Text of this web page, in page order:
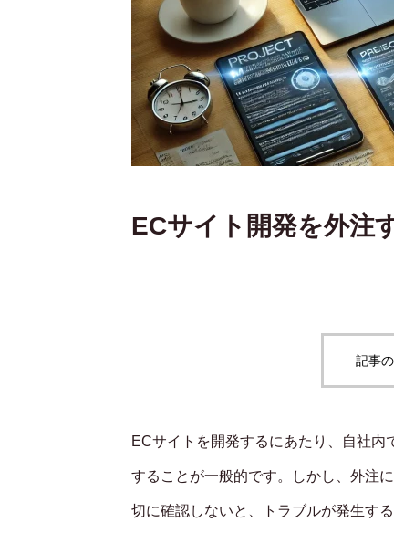
ECサイト開発を外注
記事
ECサイトを開発するにあたり、自社
することが一般的です。しかし、外注
切に確認しないと、トラブルが発生す